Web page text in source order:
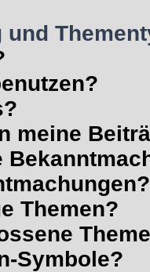
meine
Themen?
Symbole?